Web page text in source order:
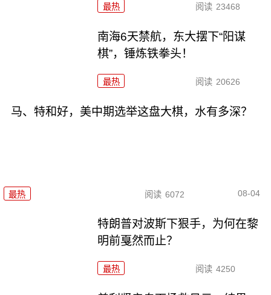
最热 阅读 23468
南海6天禁航，东大摆下“阳谋
棋”，锤炼铁拳头！
最热 阅读 20626
马、特和好，美中期选举这盘大棋，水有多深？
最热 阅读 6072 08-04
特朗普对波斯下狠手，为何在黎
明前戛然而止？
最热 阅读 4250